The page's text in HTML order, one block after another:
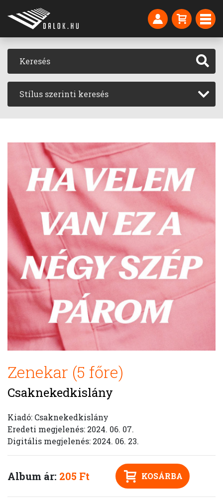
Stílus szerinti keresés
Zenekar (5 főre)
Csaknekedkislány
Kiadó: Csaknekedkislány
Eredeti megjelenés: 2024. 06. 07.
Digitális megjelenés: 2024. 06. 23.
Album ár: 205 Ft KOSÁRBA